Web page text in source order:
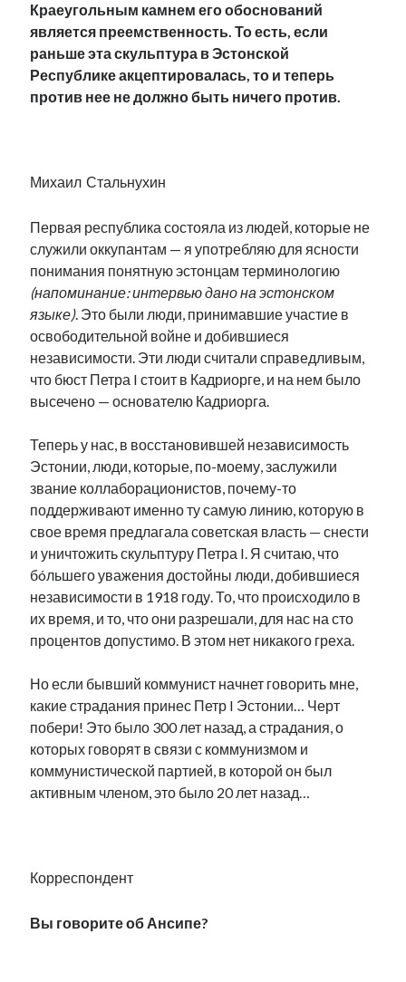
Краеугольным камнем его обоснований
является преемственность. То есть, если
раньше эта скульптура в Эстонской
Республике акцептировалась, то и теперь
против нее не должно быть ничего против.
Михаил Стальнухин
Первая республика состояла из людей, которые не
служили оккупантам — я употребляю для ясности
понимания понятную эстонцам терминологию
(напоминание: интервью дано на эстонском
языке). Это были люди, принимавшие участие в
освободительной войне и добившиеся
независимости. Эти люди считали справедливым,
что бюст Петра I стоит в Кадриорге, и на нем было
высечено — основателю Кадриорга.
Теперь у нас, в восстановившей независимость
Эстонии, люди, которые, по-моему, заслужили
звание коллаборационистов, почему-то
поддерживают именно ту самую линию, которую в
свое время предлагала советская власть — снести
и уничтожить скульптуру Петра I. Я считаю, что
бóльшего уважения достойны люди, добившиеся
независимости в 1918 году. То, что происходило в
их время, и то, что они разрешали, для нас на сто
процентов допустимо. В этом нет никакого греха.
Но если бывший коммунист начнет говорить мне,
какие страдания принес Петр I Эстонии… Черт
побери! Это было 300 лет назад, а страдания, о
которых говорят в связи с коммунизмом и
коммунистической партией, в которой он был
активным членом, это было 20 лет назад…
Корреспондент
Вы говорите об Ансипе?